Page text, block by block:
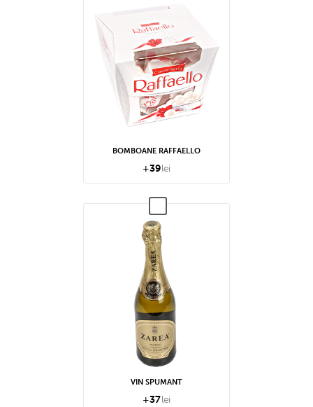
BOMBOANE RAFFAELLO
+39lei
VIN SPUMANT
+37lei